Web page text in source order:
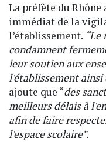
La préfète du
immédiat de la
l’établissement.
condamnent
leur soutien aux
l'établissement ainsi
ajoute que “des
meilleurs délais à
afin de faire
l'espace scolaire”.